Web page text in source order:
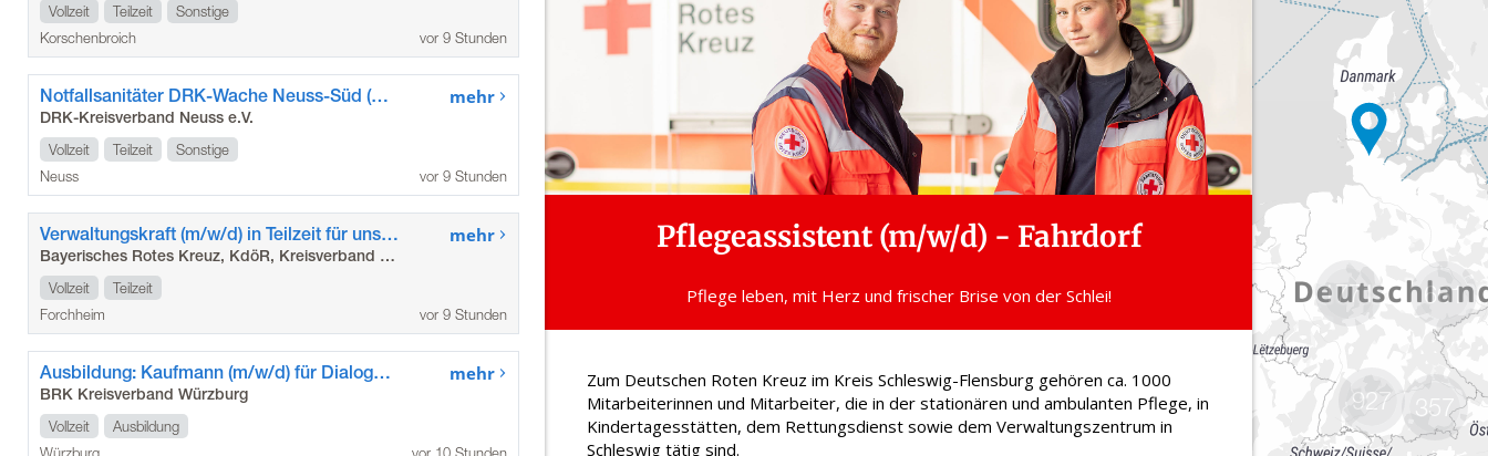
Vollzeit
Teilzeit
Sonstige
Korschenbroich
vor 9 Stunden
Notfallsanitäter DRK-Wache Neuss-Süd (m/w/d)
DRK-Kreisverband Neuss e.V.
Vollzeit
Teilzeit
Sonstige
Neuss
mehr
vor 9 Stunden
Verwaltungskraft (m/w/d) in Teilzeit für unser Seniorenzentrum in Gößweinstein
Bayerisches Rotes Kreuz, KdöR, Kreisverband Forchheim
Vollzeit
Teilzeit
Forchheim
mehr
vor 9 Stunden
Ausbildung: Kaufmann (m/w/d) für Dialogmarketing
BRK Kreisverband Würzburg
Vollzeit
Ausbildung
mehr
1771
927
661
357